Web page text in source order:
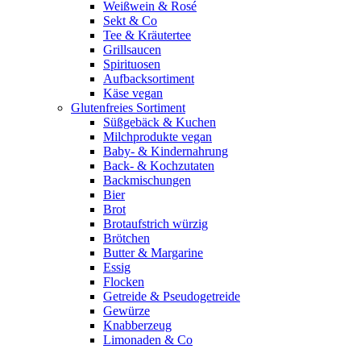
Weißwein & Rosé
Sekt & Co
Tee & Kräutertee
Grillsaucen
Spirituosen
Aufbacksortiment
Käse vegan
Glutenfreies Sortiment
Süßgebäck & Kuchen
Milchprodukte vegan
Baby- & Kindernahrung
Back- & Kochzutaten
Backmischungen
Bier
Brot
Brotaufstrich würzig
Brötchen
Butter & Margarine
Essig
Flocken
Getreide & Pseudogetreide
Gewürze
Knabberzeug
Limonaden & Co